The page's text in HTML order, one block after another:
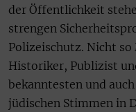
der Öffentlichkeit
strengen
Polizeischutz. Nicht
Historiker, Publizist
bekanntesten und
jüdischen Stimmen in